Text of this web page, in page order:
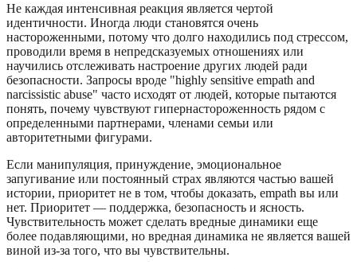
Не каждая интенсивная реакция является чертой
идентичности. Иногда люди становятся очень
настороженными, потому что долго находились под стрессом,
проводили время в непредсказуемых отношениях или
научились отслеживать настроение других людей ради
безопасности. Запросы вроде "highly sensitive empath and
narcissistic abuse" часто исходят от людей, которые пытаются
понять, почему чувствуют гипернастороженность рядом с
определенными партнерами, членами семьи или
авторитетными фигурами.
Если манипуляция, принуждение, эмоциональное
запугивание или постоянный страх являются частью вашей
истории, приоритет не в том, чтобы доказать, empath вы или
нет. Приоритет — поддержка, безопасность и ясность.
Чувствительность может сделать вредные динамики еще
более подавляющими, но вредная динамика не является вашей
виной из-за того, что вы чувствительны.